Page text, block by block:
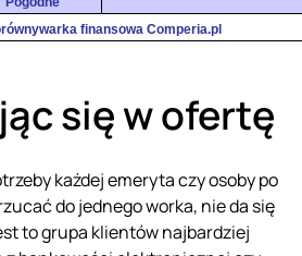
finansowa Comperia.pl
się w ofertę
każdej emeryta czy osoby po
do jednego worka, nie da się
to grupa klientów najbardziej